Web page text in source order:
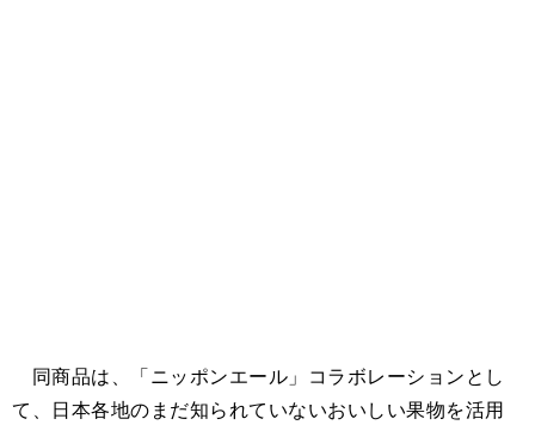
同商品は、「ニッポンエール」コラボレーションとし
て、日本各地のまだ知られていないおいしい果物を活用